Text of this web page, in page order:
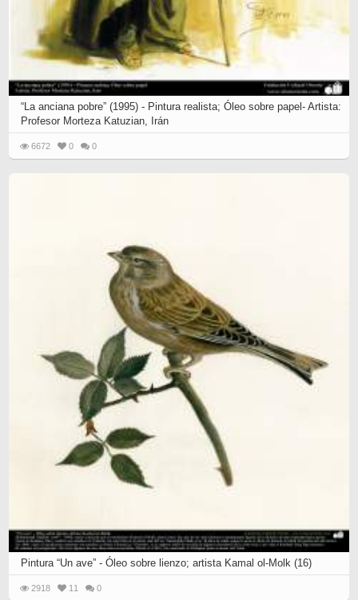
“La anciana pobre” (1995) - Pintura realista; Óleo sobre papel- Artista:
Profesor Morteza Katuzian, Irán
6672 0 0
Pintura “Un ave” - Óleo sobre lienzo; artista Kamal ol-Molk (16)
2918 11 0